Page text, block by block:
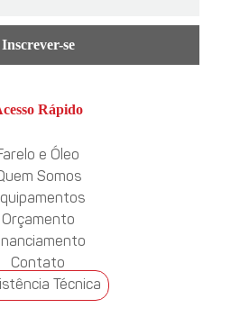
Inscrever-se
Rápido
e Óleo
Somos
Orçamento
Contato
Técnica